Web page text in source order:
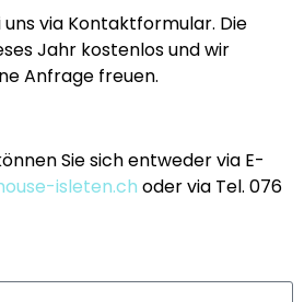
via Kontaktformular. Die
Jahr kostenlos und wir
Anfrage freuen.
Sie sich entweder via E-
isleten.ch oder via Tel. 076